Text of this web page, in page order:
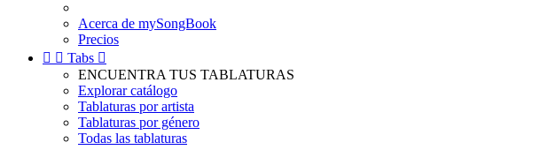
Acerca de mySongBook
Precios
  Tabs 
ENCUENTRA TUS TABLATURAS
Explorar catálogo
Tablaturas por artista
Tablaturas por género
Todas las tablaturas